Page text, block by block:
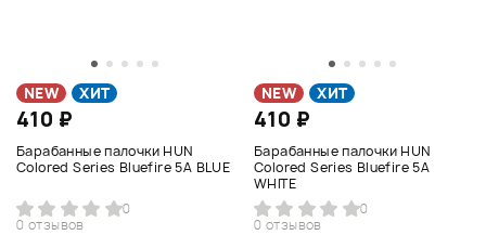
NEW ХИТ
410 ₽
Барабанные палочки HUN
Colored Series Bluefire 5A BLUE
0
0 отзывов
NEW ХИТ
410 ₽
Барабанные палочки HUN
Colored Series Bluefire 5A
WHITE
0
0 отзывов